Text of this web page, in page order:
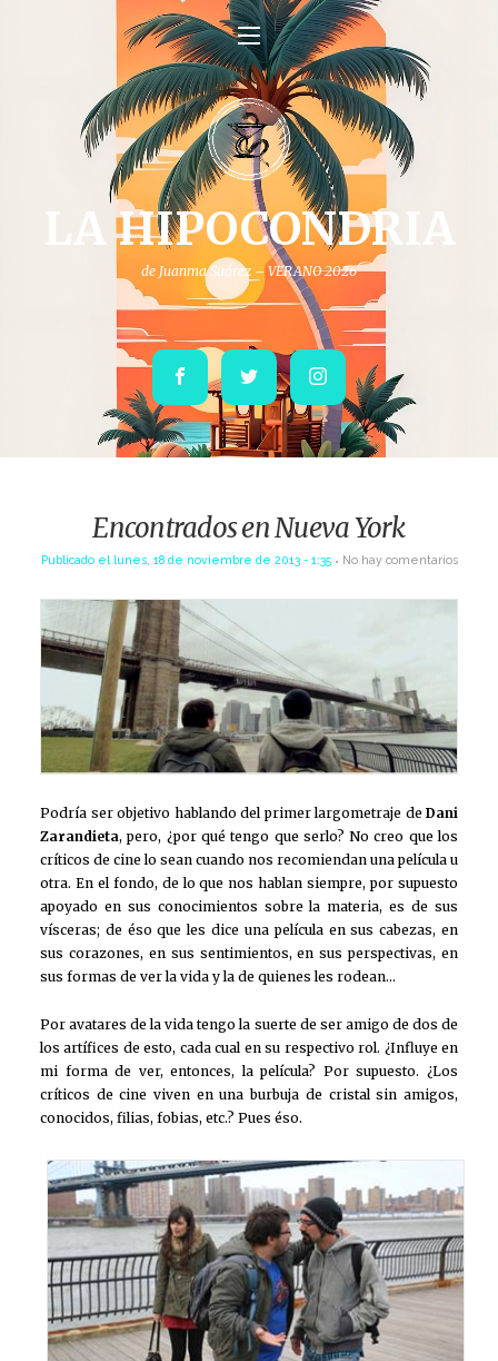
LA HIPOCONDRIA
de Juanma Suárez – VERANO 2026
Facebook Twitter Instagram
Encontrados en Nueva York
Publicado el lunes, 18 de noviembre de 2013 - 1:35 No hay comentarios
Podría ser objetivo hablando del primer largometraje de Dani
Zarandieta, pero, ¿por qué tengo que serlo? No creo que los
críticos de cine lo sean cuando nos recomiendan una película u
otra. En el fondo, de lo que nos hablan siempre, por supuesto
apoyado en sus conocimientos sobre la materia, es de sus
vísceras; de éso que les dice una película en sus cabezas, en
sus corazones, en sus sentimientos, en sus perspectivas, en
sus formas de ver la vida y la de quienes les rodean…
Por avatares de la vida tengo la suerte de ser amigo de dos de
los artífices de esto, cada cual en su respectivo rol. ¿Influye en
mi forma de ver, entonces, la película? Por supuesto. ¿Los
críticos de cine viven en una burbuja de cristal sin amigos,
conocidos, filias, fobias, etc.? Pues éso.